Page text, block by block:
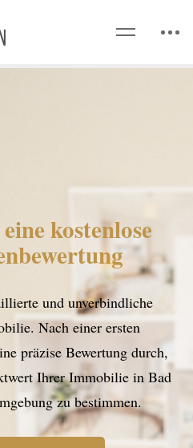
kostenlose
und unverbindliche
Nach einer ersten
präzise Bewertung durch,
Ihrer Immobilie in Bad
zu bestimmen.